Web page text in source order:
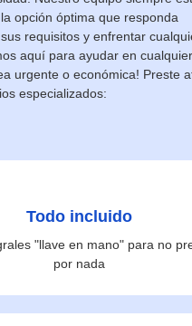
opción óptima que responda
requisitos y enfrentar
aquí para ayudar en cualquier
urgente o económica! Preste
especializados:
Todo incluido
"llave en mano" para no
por nada